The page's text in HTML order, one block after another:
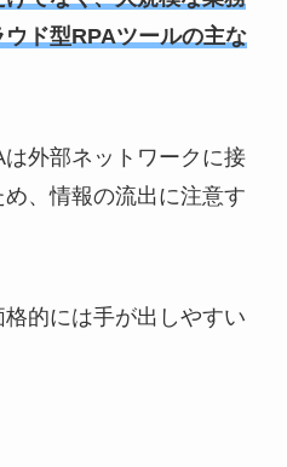
ド型RPAツールの主な
外部ネットワークに接
、情報の流出に注意す
的には手が出しやすい